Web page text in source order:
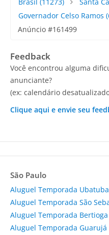
Governador Celso Ramos
Anúncio #161499
Feedback
Você encontrou alguma
anunciante?
(ex: calendário
Clique aqui e envie seu
São Paulo
Aluguel Temporada Ubatuba
Aluguel Temporada São
Aluguel Temporada Bertioga
Aluguel Temporada Guarujá